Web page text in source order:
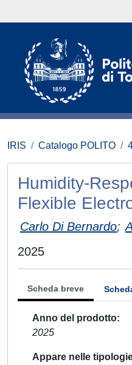
IRIS Catalogo POLITO
Humidity-
Flexible
Carlo Di Bernardo;
2025
Scheda breve
Anno del prodotto
2025
Appare nelle